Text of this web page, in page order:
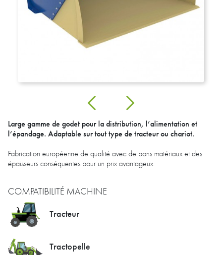
Large gamme de godet pour la distribution, l’alimentation et
l’épandage. Adaptable sur tout type de tracteur ou chariot.
Fabrication européenne de qualité avec de bons matériaux et des
épaisseurs conséquentes pour un prix avantageux.
COMPATIBILITÉ MACHINE
Tracteur
Tractopelle